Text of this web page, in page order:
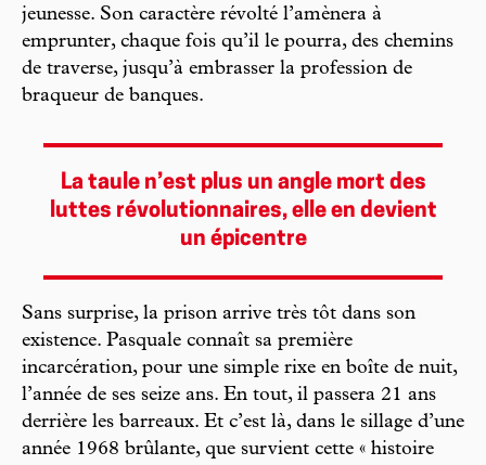
jeunesse. Son caractère révolté l’amènera à
emprunter, chaque fois qu’il le pourra, des chemins
de traverse, jusqu’à embrasser la profession de
braqueur de banques.
La taule n’est plus un angle mort des
luttes révolutionnaires, elle en devient
un épicentre
Sans surprise, la prison arrive très tôt dans son
existence. Pasquale connaît sa première
incarcération, pour une simple rixe en boîte de nuit,
l’année de ses seize ans. En tout, il passera 21 ans
derrière les barreaux. Et c’est là, dans le sillage d’une
année 1968 brûlante, que survient cette « histoire